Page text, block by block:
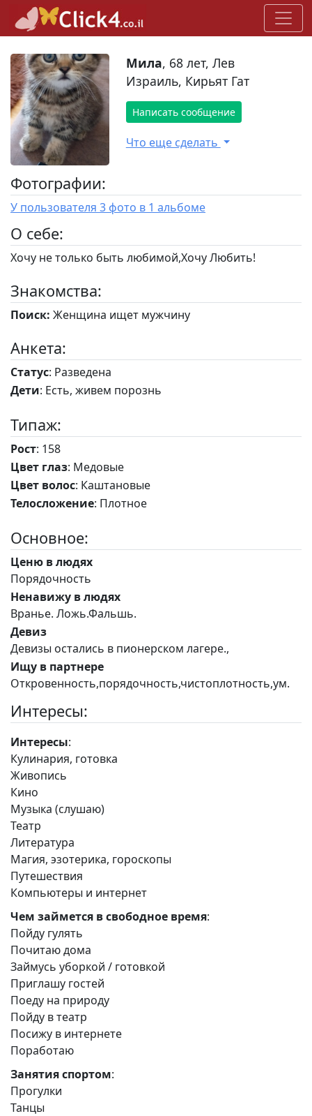
Мила, 68 лет, Лев
Израиль, Кирьят Гат
Написать сообщение
Что еще сделать
Фотографии:
У пользователя 3 фото в 1 альбоме
O себе:
Хочу не только быть любимой,Хочу Любить!
Знакомства:
Поиск: Женщина ищет мужчину
Анкета:
Статус: Разведена
Дети: Есть, живем порознь
Типаж:
Рост: 158
Цвет глаз: Медовые
Цвет волос: Каштановые
Телосложение: Плотное
Основное:
Ценю в людях
Порядочность
Ненавижу в людях
Вранье. Ложь.Фальшь.
Девиз
Девизы остались в пионерском лагере.,
Ищу в партнере
Откровенность,порядочность,чистоплотность,ум.
Интересы:
Интересы:
Кулинария, готовка
Живопись
Кино
Музыка (слушаю)
Театр
Литература
Магия, эзотерика, гороскопы
Путешествия
Компьютеры и интернет
Чем займется в свободное время:
Пойду гулять
Почитаю дома
Займусь уборкой / готовкой
Приглашу гостей
Поеду на природу
Пойду в театр
Посижу в интернете
Поработаю
Занятия спортом:
Прогулки
Танцы